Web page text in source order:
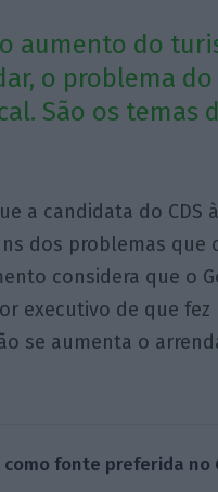
aumento do
o problema
São os temas
a candidata do CDS
dos problemas que
considera que o
executivo de que
se aumenta o
como fonte preferida no